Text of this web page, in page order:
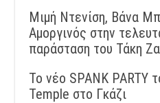
Μιμή Ντενίση, Βάνα
Αμοργινός στην
παράσταση του Τάκη
Το νέο SPANK PARTY
Temple στο Γκάζι